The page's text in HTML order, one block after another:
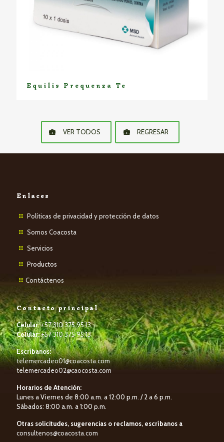
Equilis Prequenza Te
VER TODOS REGRESAR
Enlaces
Políticas de privacidad y protección de datos
Somos Coacosta
Servicios
Productos
Contáctenos
Contacto principal
Celular:+57 310 375 95 13
Celular:+57 310 375 95 13
Escríbanos:
telemercadeo01@coacosta.com
telemercadeo02@caocosta.com
Horarios de Atención:
Lunes a Viernes de 8:00 a.m. a 12:00 p.m. / 2 a 6 p.m.
Sábados: 8:00 a.m. a 1:00 p.m.
Otras solicitudes, sugerencias o reclamos, escríbanos a
consultenos@coacosta.com